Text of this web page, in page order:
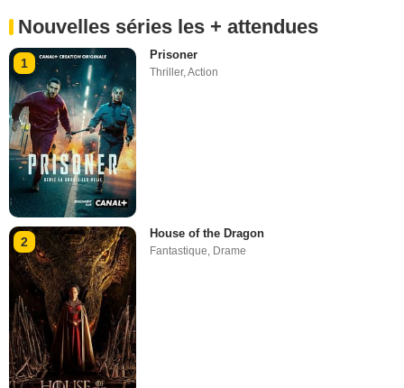
Nouvelles séries les + attendues
1
Prisoner
Thriller,Action
2
House of the Dragon
Fantastique, Drame